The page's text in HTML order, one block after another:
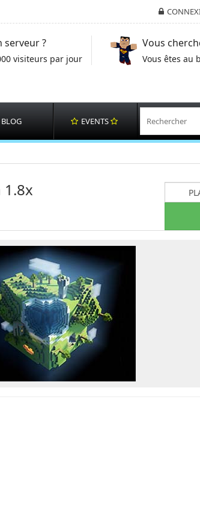
serveur ?
visiteurs par jour
Vous
Vous êtes au
BLOG EVENTS
1.8x